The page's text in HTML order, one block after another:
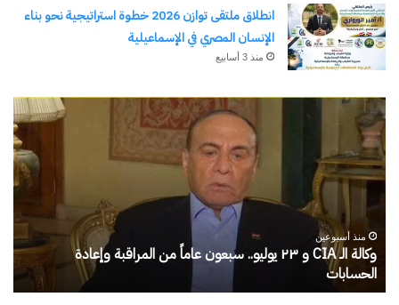
انطلاق ملتقى توازن 2026 خطوة استراتيجية نحو بناء
الإنسان المصري في الإسماعيلية
منذ 3 أسابيع
الحرب
حربين
والضربة
القاضية
منذ يوم واحد
الحرب حربين والضربة القاضية (٣)